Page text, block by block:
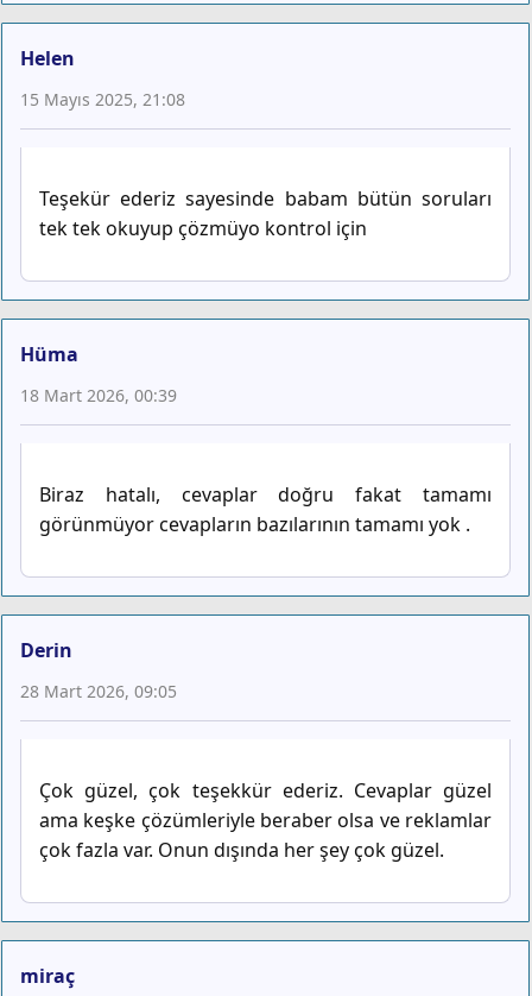
Helen
15 Mayıs 2025, 21:08
Teşekür ederiz sayesinde babam bütün soruları
tek tek okuyup çözmüyo kontrol için
Hüma
18 Mart 2026, 00:39
Biraz hatalı, cevaplar doğru fakat tamamı
görünmüyor cevapların bazılarının tamamı yok .
Derin
28 Mart 2026, 09:05
Çok güzel, çok teşekkür ederiz. Cevaplar güzel
ama keşke çözümleriyle beraber olsa ve reklamlar
çok fazla var. Onun dışında her şey çok güzel.
miraç